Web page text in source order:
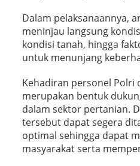
Dalam pelaksanaannya,
meninjau langsung
kondisi tanah, hingga
untuk menunjang
Kehadiran personel Polri
merupakan bentuk
dalam sektor pertanian.
tersebut dapat segera
optimal sehingga dapat
masyarakat serta